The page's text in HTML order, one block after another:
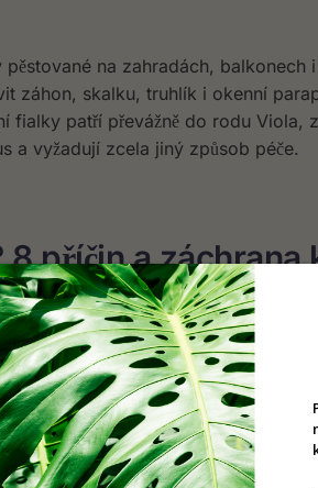
na zahradách, balkonech
záhon, skalku, truhlík i okenní
fialky patří převážně do rodu Viola,
a vyžadují zcela jiný způsob péče.
příčin a záchrana
každý den nacházíte další listy?
Opad může způsobit jak příliš
nebo škůdci.